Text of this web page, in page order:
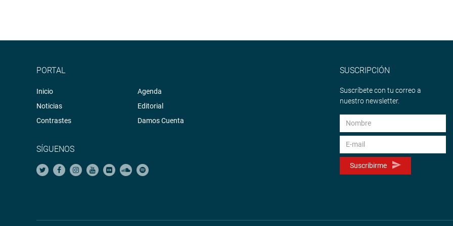
ordinarias y cinco extraordinarias, además de tres descentralizadas, dos audiencias públicas más dos sesiones
Refirió que 139 proyectos de ley fueron dictaminados en 65 propuestas y 26 se convirtieron en leyes.
OFICINA DE COMUNICACIONES
PORTAL
Inicio
Noticias
Contrastes
Agenda
Editorial
Damos Cuenta
SÍGUENOS
SUSCRIPCIÓN
Suscríbete con tu correo a
nuestro newsletter.
Suscribirme